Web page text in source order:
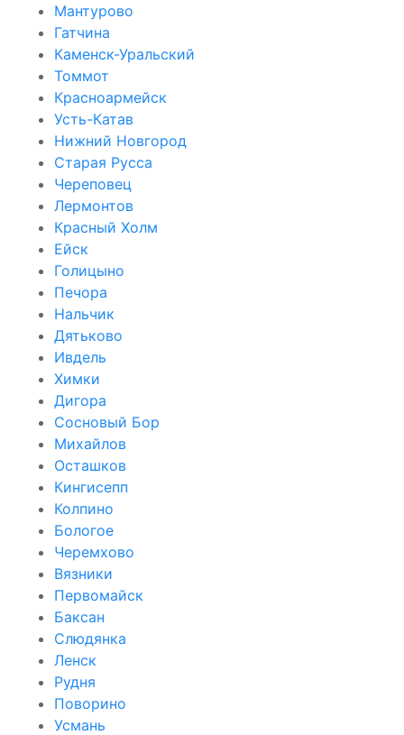
Мантурово
Гатчина
Каменск-Уральский
Томмот
Красноармейск
Усть-Катав
Нижний Новгород
Старая Русса
Череповец
Лермонтов
Красный Холм
Ейск
Голицыно
Печора
Нальчик
Дятьково
Ивдель
Химки
Дигора
Сосновый Бор
Михайлов
Осташков
Кингисепп
Колпино
Бологое
Черемхово
Вязники
Первомайск
Баксан
Слюдянка
Ленск
Рудня
Поворино
Усмань